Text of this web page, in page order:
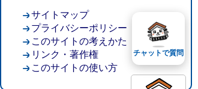
サイトマップ
プライバシーポリシー
このサイトの考えかた
リンク・著作権
このサイトの使い方
チャットで質問